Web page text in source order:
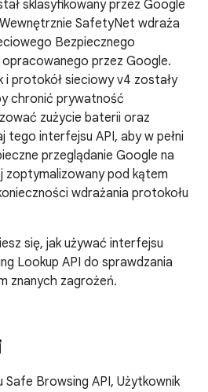
sklasyfikowany przez Google
SafetyNet wdraża
Bezpiecznego
przez Google.
i protokół sieciowy v4 zostały
chronić prywatność
zużycie baterii oraz
tego interfejsu API, aby w pełni
przeglądanie Google na
zoptymalizowany pod kątem
wdrażania protokołu
się, jak używać interfejsu
Lookup API do sprawdzania
znanych zagrożeń.
Browsing API, Użytkownik